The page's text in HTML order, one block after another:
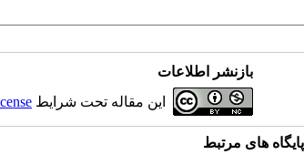
بازنشر اطلاعات
این مقاله تحت شرایط
پایگاه های مرتبط